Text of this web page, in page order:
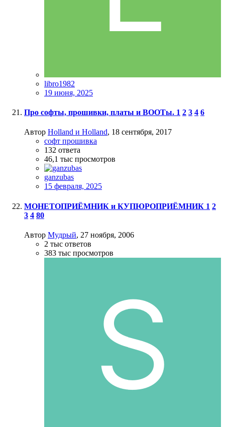
libro1982
19 июня, 2025
Про софты, прошивки, платы и BOOTы. 1 2 3 4 6
Автор Holland и Holland, 18 сентября, 2017
софт прошивка
132 ответа
46,1 тыс просмотров
ganzubas
15 февраля, 2025
МОНЕТОПРИЁМНИК и КУПЮРОПРИЁМНИК 1 2
3 4 80
Автор Мудрый, 27 ноября, 2006
2 тыс ответов
383 тыс просмотров